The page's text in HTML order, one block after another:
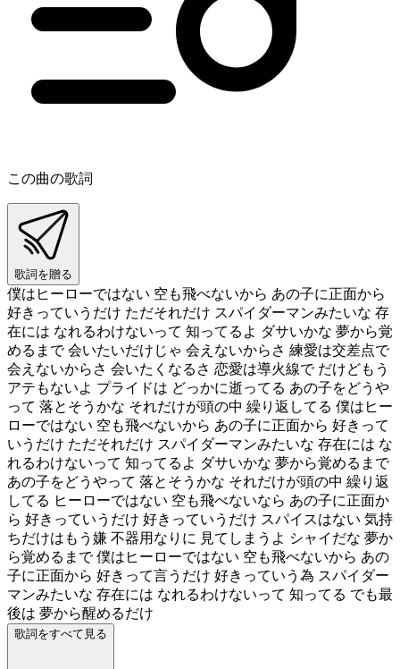
この曲の歌詞
歌詞を贈る
僕はヒーローではない 空も飛べないから あの子に正面から
好きっていうだけ ただそれだけ スパイダーマンみたいな 存
在には なれるわけないって 知ってるよ ダサいかな 夢から覚
めるまで 会いたいだけじゃ 会えないからさ 練愛は交差点で
会えないからさ 会いたくなるさ 恋愛は導火線で だけどもう
アテもないよ プライドは どっかに逝ってる あの子をどうや
って 落とそうかな それだけが頭の中 繰り返してる 僕はヒー
ローではない 空も飛べないから あの子に正面から 好きって
いうだけ ただそれだけ スパイダーマンみたいな 存在には な
れるわけないって 知ってるよ ダサいかな 夢から覚めるまで
あの子をどうやって 落とそうかな それだけが頭の中 繰り返
してる ヒーローではない 空も飛べないなら あの子に正面か
ら 好きっていうだけ 好きっていうだけ スパイスはない 気持
ちだけはもう嫌 不器用なりに 見てしまうよ シャイだな 夢か
ら覚めるまで 僕はヒーローではない 空も飛べないから あの
子に正面から 好きって言うだけ 好きっていう為 スパイダー
マンみたいな 存在には なれるわけないって 知ってる でも最
後は 夢から醒めるだけ
歌詞をすべて見る